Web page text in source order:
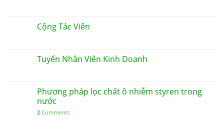
Cộng Tác Viên
Tuyển Nhân Viên Kinh Doanh
Phương pháp lọc chất ô nhiễm styren trong
nước
2 Comments